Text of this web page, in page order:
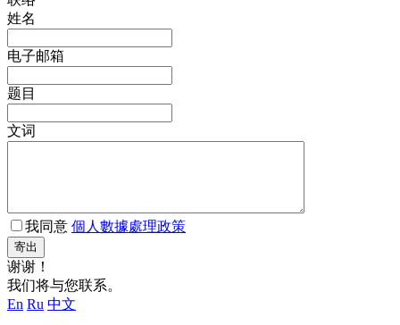
姓名
电子邮箱
题目
文词
我同意 個人數據處理政策
寄出
谢谢！
我们将与您联系。
En Ru 中文